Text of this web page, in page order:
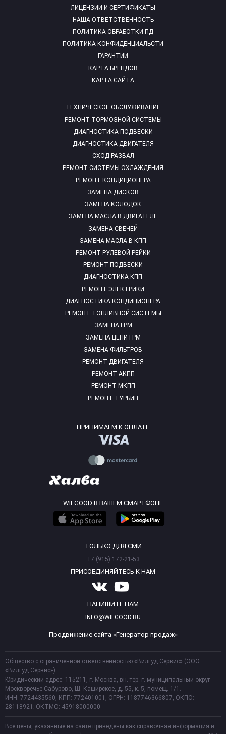
ТЕХНИЧЕСКОЕ ОБСЛУЖИВАНИЕ
РЕМОНТ ТОРМОЗНОЙ СИСТЕМЫ
ДИАГНОСТИКА ПОДВЕСКИ
ДИАГНОСТИКА ДВИГАТЕЛЯ
СХОД-РАЗВАЛ
РЕМОНТ СИСТЕМЫ ОХЛАЖДЕНИЯ
РЕМОНТ КОНДИЦИОНЕРА
ЗАМЕНА ДИСКОВ
ЗАМЕНА КОЛОДОК
ЗАМЕНА МАСЛА В ДВИГАТЕЛЕ
ЗАМЕНА СВЕЧЕЙ
ЗАМЕНА МАСЛА В КПП
РЕМОНТ РУЛЕВОЙ РЕЙКИ
РЕМОНТ ПОДВЕСКИ
ДИАГНОСТИКА КПП
РЕМОНТ ЭЛЕКТРИКИ
ДИАГНОСТИКА КОНДИЦИОНЕРА
РЕМОНТ ТОПЛИВНОЙ СИСТЕМЫ
ЗАМЕНА ГРМ
ЗАМЕНА ЦЕПИ ГРМ
ЗАМЕНА ФИЛЬТРОВ
РЕМОНТ ДВИГАТЕЛЯ
РЕМОНТ АКПП
РЕМОНТ МКПП
РЕМОНТ ТУРБИН
ЛИЦЕНЗИИ И СЕРТИФИКАТЫ
НАША ОТВЕТСТВЕННОСТЬ
ПОЛИТИКА ОБРАБОТКИ ПД
ПОЛИТИКА КОНФИДЕНЦИАЛЬСТИ
ГАРАНТИИ
КАРТА БРЕНДОВ
КАРТА САЙТА
ПРИНИМАЕМ К ОПЛАТЕ
WILGOOD В ВАШЕМ СМАРТФОНЕ
ТОЛЬКО ДЛЯ СМИ
+7 (915) 172-21-53
ПРИСОЕДИНЯЙТЕСЬ К НАМ
НАПИШИТЕ НАМ
INFO@WILGOOD.RU
Продвижение сайта «Генератор продаж»
Общество с ограниченной ответственностью «Вилгуд Сервис» (ООО
«Вилгуд Сервис»)
Юридический адрес: 115211, г. Москва, вн. тер. г. муниципальный округ
Москворечье-Сабурово, Ш. Каширское, д. 55, к. 5, помещ. 1/1.
ИНН: 7724435560, КПП: 772401001, ОГРН: 1187746366807, ОКПО:
28118921; ОКТМО: 45918000000
Все цены, указанные на сайте приведены как справочная информация и